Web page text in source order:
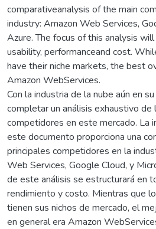
comparativeanalysis of the main
industry: Amazon Web Services,
Azure. The focus of this analysis
usability, performanceand cost.
have their niche markets, the best
Amazon WebServices.
Con la industria de la nube aún en
completar un análisis exhaustivo de
competidores en este mercado. La
este documento proporciona una
principales competidores en la
Web Services, Google Cloud, y
de este análisis se estructurará en
rendimiento y costo. Mientras que
tienen sus nichos de mercado, el
en general era Amazon